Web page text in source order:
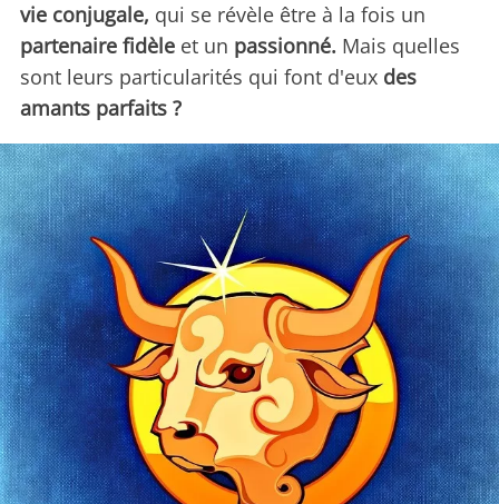
vie conjugale, qui se révèle être à la fois un
partenaire fidèle et un passionné. Mais quelles
sont leurs particularités qui font d'eux des
amants parfaits ?